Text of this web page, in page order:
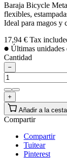
Baraja Bicycle
flexibles,
Ideal para magos y
17,94 € Tax
Últimas unidades
Cantidad
−
+
Añadir a la cesta
Compartir
Compartir
Tuitear
Pinterest